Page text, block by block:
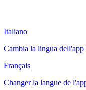
Italiano
Cambia la lingua
Français
Changer la langue de